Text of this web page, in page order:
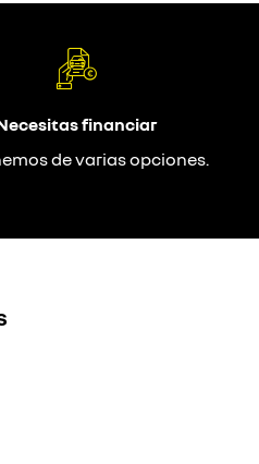
financiar
de varias opciones.